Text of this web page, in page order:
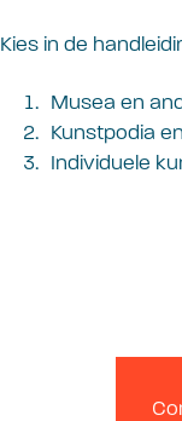
Kies in de
Musea en
Kunstpodia
Individuele